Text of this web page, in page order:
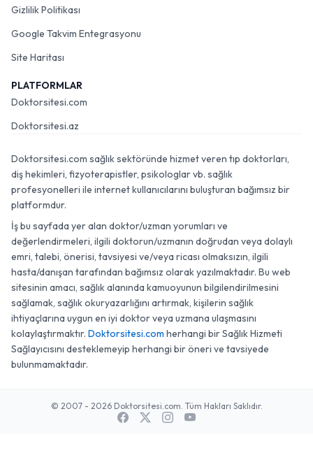
Gizlilik Politikası
Google Takvim Entegrasyonu
Site Haritası
PLATFORMLAR
Doktorsitesi.com
Doktorsitesi.az
Doktorsitesi.com sağlık sektöründe hizmet veren tıp doktorları,
diş hekimleri, fizyoterapistler, psikologlar vb. sağlık
profesyonelleri ile internet kullanıcılarını buluşturan bağımsız bir
platformdur.
İş bu sayfada yer alan doktor/uzman yorumları ve
değerlendirmeleri, ilgili doktorun/uzmanın doğrudan veya dolaylı
emri, talebi, önerisi, tavsiyesi ve/veya ricası olmaksızın, ilgili
hasta/danışan tarafından bağımsız olarak yazılmaktadır. Bu web
sitesinin amacı, sağlık alanında kamuoyunun bilgilendirilmesini
sağlamak, sağlık okuryazarlığını artırmak, kişilerin sağlık
ihtiyaçlarına uygun en iyi doktor veya uzmana ulaşmasını
kolaylaştırmaktır. Doktorsitesi.com herhangi bir Sağlık Hizmeti
Sağlayıcısını desteklemeyip herhangi bir öneri ve tavsiyede
bulunmamaktadır.
© 2007 - 2026 Doktorsitesi.com. Tüm Hakları Saklıdır.